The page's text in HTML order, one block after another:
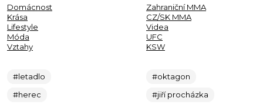
Domácnost
Krása
Lifestyle
Móda
Vztahy
#letadlo
#herec
Zahraniční MMA
CZ/SK MMA
Videa
UFC
KSW
#oktagon
#jiří procházka